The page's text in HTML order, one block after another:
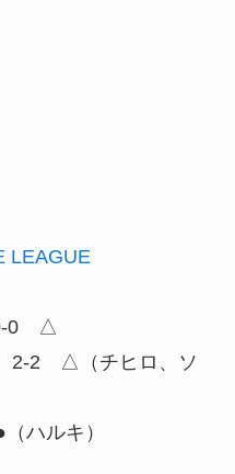
LEAGUE
0 △
2 △（チヒロ、ソ
ルキ）